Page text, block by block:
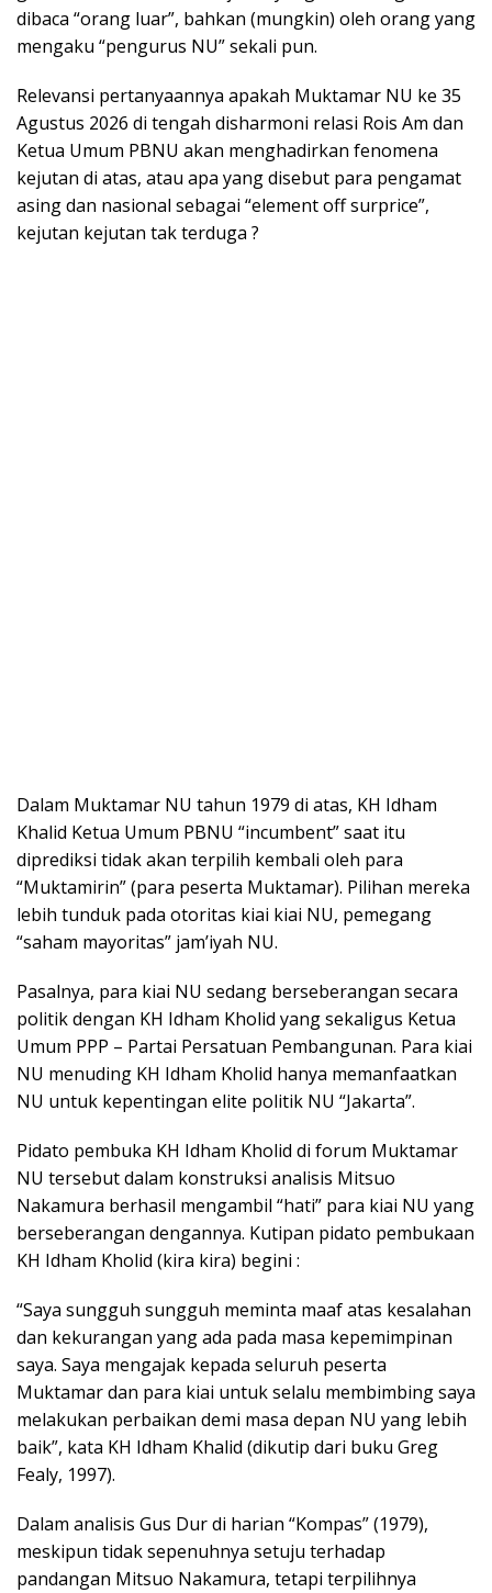
dibaca “orang luar”, bahkan (mungkin) oleh orang yang
mengaku “pengurus NU” sekali pun.
Relevansi pertanyaannya apakah Muktamar NU ke 35
Agustus 2026 di tengah disharmoni relasi Rois Am dan
Ketua Umum PBNU akan menghadirkan fenomena
kejutan di atas, atau apa yang disebut para pengamat
asing dan nasional sebagai “element off surprice”,
kejutan kejutan tak terduga ?
Dalam Muktamar NU tahun 1979 di atas, KH Idham
Khalid Ketua Umum PBNU “incumbent” saat itu
diprediksi tidak akan terpilih kembali oleh para
“Muktamirin” (para peserta Muktamar). Pilihan mereka
lebih tunduk pada otoritas kiai kiai NU, pemegang
“saham mayoritas” jam’iyah NU.
Pasalnya, para kiai NU sedang berseberangan secara
politik dengan KH Idham Kholid yang sekaligus Ketua
Umum PPP – Partai Persatuan Pembangunan. Para kiai
NU menuding KH Idham Kholid hanya memanfaatkan
NU untuk kepentingan elite politik NU “Jakarta”.
Pidato pembuka KH Idham Kholid di forum Muktamar
NU tersebut dalam konstruksi analisis Mitsuo
Nakamura berhasil mengambil “hati” para kiai NU yang
berseberangan dengannya. Kutipan pidato pembukaan
KH Idham Kholid (kira kira) begini :
“Saya sungguh sungguh meminta maaf atas kesalahan
dan kekurangan yang ada pada masa kepemimpinan
saya. Saya mengajak kepada seluruh peserta
Muktamar dan para kiai untuk selalu membimbing saya
melakukan perbaikan demi masa depan NU yang lebih
baik”, kata KH Idham Khalid (dikutip dari buku Greg
Fealy, 1997).
Dalam analisis Gus Dur di harian “Kompas” (1979),
meskipun tidak sepenuhnya setuju terhadap
pandangan Mitsuo Nakamura, tetapi terpilihnya